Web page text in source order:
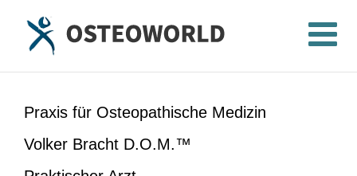
Inhalt
Praxis für Osteopathische Medizin
Volker Bracht D.O.M.™